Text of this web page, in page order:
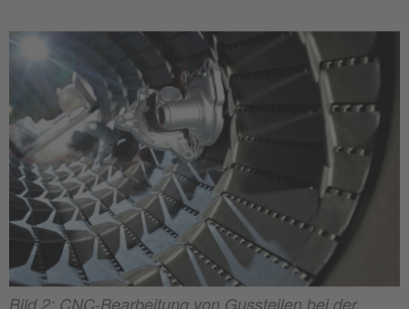
Bild 2: CNC-Bearbeitung von Gussteilen bei der